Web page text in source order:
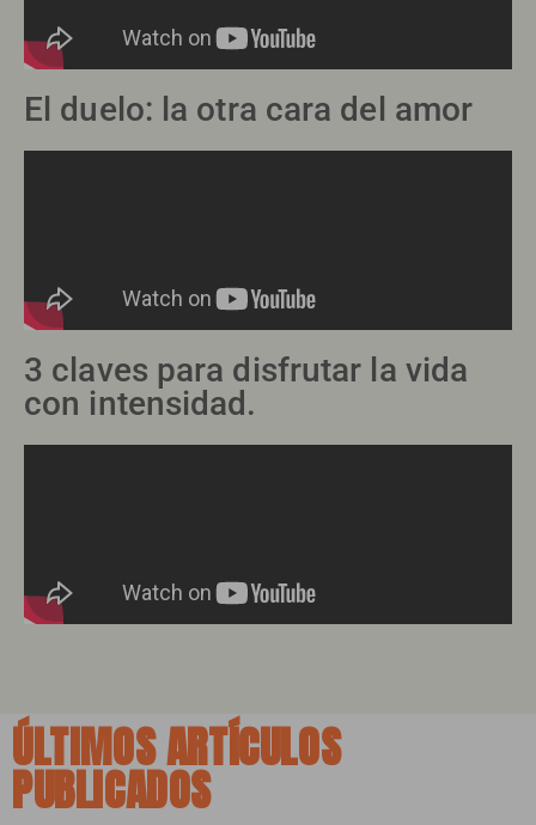
El duelo: la otra cara del amor
3 claves para disfrutar la vida
con intensidad.
ÚLTIMOS ARTÍCULOS
PUBLICADOS